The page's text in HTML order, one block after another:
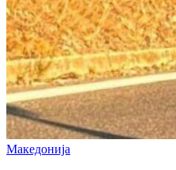
Македонија